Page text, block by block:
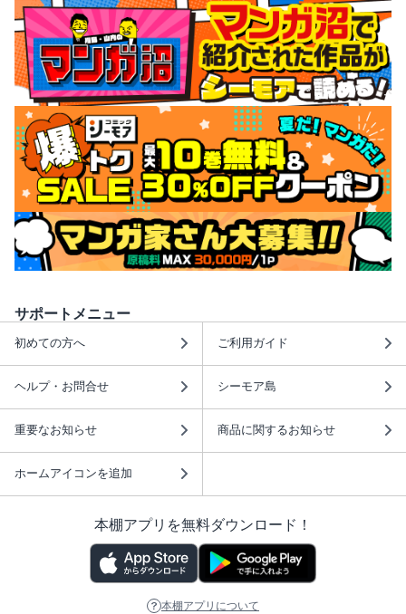
サポートメニュー
初めての方へ ご利用ガイド
ヘルプ・お問合せ シーモア島
重要なお知らせ 商品に関するお知らせ
ホームアイコンを追加
本棚アプリを無料ダウンロード！
本棚アプリについて